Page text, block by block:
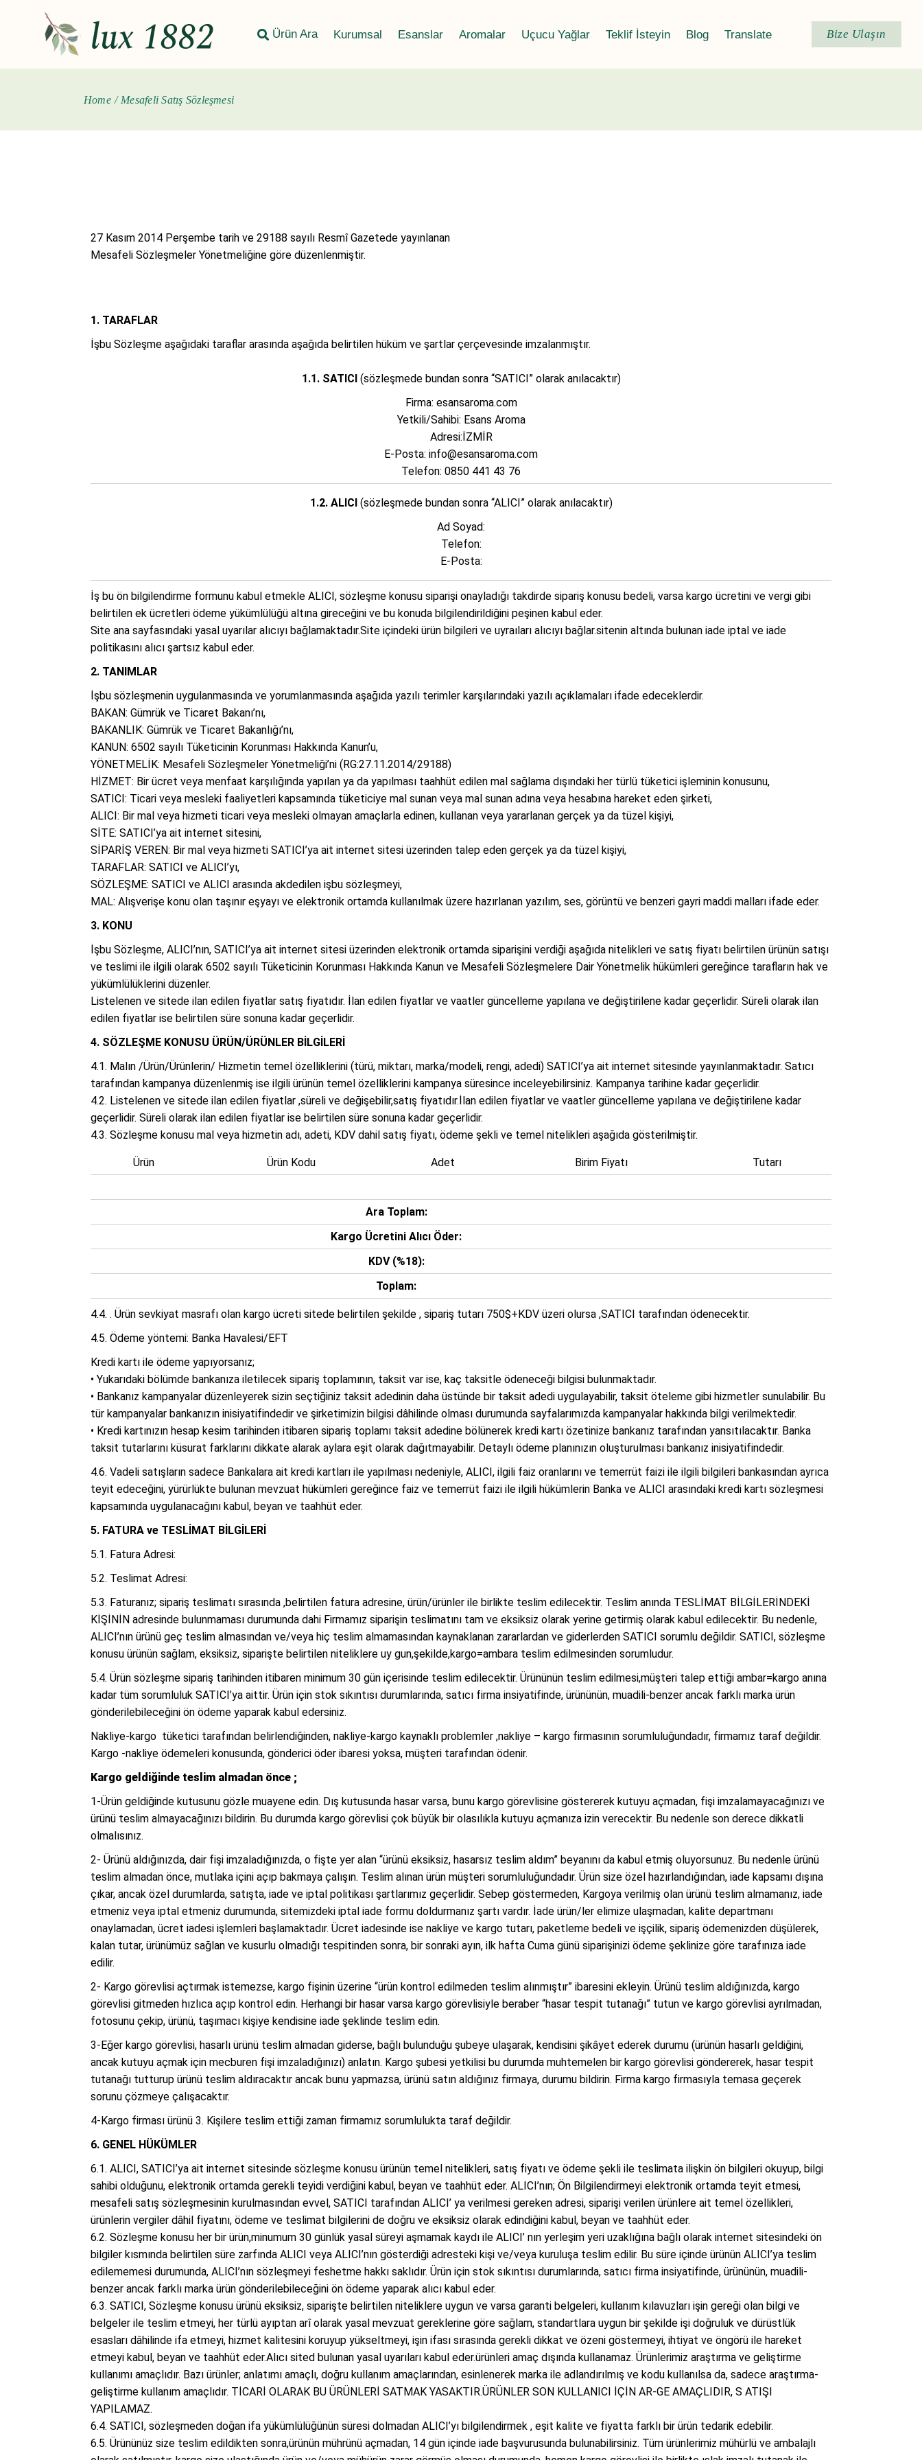
Ürün Ara Kurumsal Esanslar Aromalar Uçucu Yağlar Teklif İsteyin Blog Translate Bize Ulaşın
Home Mesafeli Satış Sözleşmesi
27 Kasım 2014 Perşembe tarih ve 29188 sayılı Resmî Gazetede yayınlanan
Mesafeli Sözleşmeler Yönetmeliğine göre düzenlenmiştir.
1. TARAFLAR
İşbu Sözleşme aşağıdaki taraflar arasında aşağıda belirtilen hüküm ve şartlar çerçevesinde imzalanmıştır.
1.1. SATICI(sözleşmede bundan sonra “SATICI” olarak anılacaktır)
Firma: esansaroma.com
Yetkili/Sahibi: Esans Aroma
Adresi:İZMİR
E-Posta: info@esansaroma.com
Telefon: 0850 441 43 76
1.2. ALICI(sözleşmede bundan sonra “ALICI” olarak anılacaktır)
Ad Soyad:
Telefon:
E-Posta:
İş bu ön bilgilendirme formunu kabul etmekle ALICI, sözleşme konusu siparişi onayladığı takdirde sipariş konusu bedeli, varsa kargo ücretini ve vergi gibi
belirtilen ek ücretleri ödeme yükümlülüğü altına gireceğini ve bu konuda bilgilendirildiğini peşinen kabul eder.
Site ana sayfasındaki yasal uyarılar alıcıyı bağlamaktadır.Site içindeki ürün bilgileri ve uyraıları alıcıyı bağlar.sitenin altında bulunan iade iptal ve iade
politikasını alıcı şartsız kabul eder.
2. TANIMLAR
İşbu sözleşmenin uygulanmasında ve yorumlanmasında aşağıda yazılı terimler karşılarındaki yazılı açıklamaları ifade edeceklerdir.
BAKAN: Gümrük ve Ticaret Bakanı’nı,
BAKANLIK: Gümrük ve Ticaret Bakanlığı’nı,
KANUN: 6502 sayılı Tüketicinin Korunması Hakkında Kanun’u,
YÖNETMELİK: Mesafeli Sözleşmeler Yönetmeliği’ni (RG:27.11.2014/29188)
HİZMET: Bir ücret veya menfaat karşılığında yapılan ya da yapılması taahhüt edilen mal sağlama dışındaki her türlü tüketici işleminin konusunu,
SATICI: Ticari veya mesleki faaliyetleri kapsamında tüketiciye mal sunan veya mal sunan adına veya hesabına hareket eden şirketi,
ALICI: Bir mal veya hizmeti ticari veya mesleki olmayan amaçlarla edinen, kullanan veya yararlanan gerçek ya da tüzel kişiyi,
SİTE: SATICI’ya ait internet sitesini,
SİPARİŞ VEREN: Bir mal veya hizmeti SATICI’ya ait internet sitesi üzerinden talep eden gerçek ya da tüzel kişiyi,
TARAFLAR: SATICI ve ALICI’yı,
SÖZLEŞME: SATICI ve ALICI arasında akdedilen işbu sözleşmeyi,
MAL: Alışverişe konu olan taşınır eşyayı ve elektronik ortamda kullanılmak üzere hazırlanan yazılım, ses, görüntü ve benzeri gayri maddi malları ifade eder.
3. KONU
İşbu Sözleşme, ALICI’nın, SATICI’ya ait internet sitesi üzerinden elektronik ortamda siparişini verdiği aşağıda nitelikleri ve satış fiyatı belirtilen ürünün satışı
ve teslimi ile ilgili olarak 6502 sayılı Tüketicinin Korunması Hakkında Kanun ve Mesafeli Sözleşmelere Dair Yönetmelik hükümleri gereğince tarafların hak ve
yükümlülüklerini düzenler.
Listelenen ve sitede ilan edilen fiyatlar satış fiyatıdır. İlan edilen fiyatlar ve vaatler güncelleme yapılana ve değiştirilene kadar geçerlidir. Süreli olarak ilan
edilen fiyatlar ise belirtilen süre sonuna kadar geçerlidir.
4. SÖZLEŞME KONUSU ÜRÜN/ÜRÜNLER BİLGİLERİ
4.1. Malın /Ürün/Ürünlerin/ Hizmetin temel özelliklerini (türü, miktarı, marka/modeli, rengi, adedi) SATICI’ya ait internet sitesinde yayınlanmaktadır. Satıcı
tarafından kampanya düzenlenmiş ise ilgili ürünün temel özelliklerini kampanya süresince inceleyebilirsiniz. Kampanya tarihine kadar geçerlidir.
4.2. Listelenen ve sitede ilan edilen fiyatlar ,süreli ve değişebilir,satış fiyatıdır.İlan edilen fiyatlar ve vaatler güncelleme yapılana ve değiştirilene kadar
geçerlidir. Süreli olarak ilan edilen fiyatlar ise belirtilen süre sonuna kadar geçerlidir.
4.3. Sözleşme konusu mal veya hizmetin adı, adeti, KDV dahil satış fiyatı, ödeme şekli ve temel nitelikleri aşağıda gösterilmiştir.
Ürün Ürün Kodu Adet Birim Fiyatı Tutarı
Ara Toplam:
Kargo Ücretini Alıcı Öder:
KDV (%18):
Toplam:
4.4. . Ürün sevkiyat masrafı olan kargo ücreti sitede belirtilen şekilde , sipariş tutarı 750$+KDV üzeri olursa ,SATICI tarafından ödenecektir.
4.5. Ödeme yöntemi: Banka Havalesi/EFT
Kredi kartı ile ödeme yapıyorsanız;
• Yukarıdaki bölümde bankanıza iletilecek sipariş toplamının, taksit var ise, kaç taksitle ödeneceği bilgisi bulunmaktadır.
• Bankanız kampanyalar düzenleyerek sizin seçtiğiniz taksit adedinin daha üstünde bir taksit adedi uygulayabilir, taksit öteleme gibi hizmetler sunulabilir. Bu
tür kampanyalar bankanızın inisiyatifindedir ve şirketimizin bilgisi dâhilinde olması durumunda sayfalarımızda kampanyalar hakkında bilgi verilmektedir.
• Kredi kartınızın hesap kesim tarihinden itibaren sipariş toplamı taksit adedine bölünerek kredi kartı özetinize bankanız tarafından yansıtılacaktır. Banka
taksit tutarlarını küsurat farklarını dikkate alarak aylara eşit olarak dağıtmayabilir. Detaylı ödeme planınızın oluşturulması bankanız inisiyatifindedir.
4.6. Vadeli satışların sadece Bankalara ait kredi kartları ile yapılması nedeniyle, ALICI, ilgili faiz oranlarını ve temerrüt faizi ile ilgili bilgileri bankasından ayrıca
teyit edeceğini, yürürlükte bulunan mevzuat hükümleri gereğince faiz ve temerrüt faizi ile ilgili hükümlerin Banka ve ALICI arasındaki kredi kartı sözleşmesi
kapsamında uygulanacağını kabul, beyan ve taahhüt eder.
5. FATURA ve TESLİMAT BİLGİLERİ
5.1. Fatura Adresi:
5.2. Teslimat Adresi:
5.3. Faturanız; sipariş teslimatı sırasında ,belirtilen fatura adresine, ürün/ürünler ile birlikte teslim edilecektir. Teslim anında TESLİMAT BİLGİLERİNDEKİ
KİŞİNİN adresinde bulunmaması durumunda dahi Firmamız siparişin teslimatını tam ve eksiksiz olarak yerine getirmiş olarak kabul edilecektir. Bu nedenle,
ALICI’nın ürünü geç teslim almasından ve/veya hiç teslim almamasından kaynaklanan zararlardan ve giderlerden SATICI sorumlu değildir. SATICI, sözleşme
konusu ürünün sağlam, eksiksiz, siparişte belirtilen niteliklere uy gun,şekilde,kargo=ambara teslim edilmesinden sorumludur.
5.4. Ürün sözleşme sipariş tarihinden itibaren minimum 30 gün içerisinde teslim edilecektir. Ürününün teslim edilmesi,müşteri talep ettiği ambar=kargo anına
kadar tüm sorumluluk SATICI’ya aittir. Ürün için stok sıkıntısı durumlarında, satıcı firma insiyatifinde, ürününün, muadili-benzer ancak farklı marka ürün
gönderilebileceğini ön ödeme yaparak kabul edersiniz.
Nakliye-kargo tüketici tarafından belirlendiğinden, nakliye-kargo kaynaklı problemler ,nakliye – kargo firmasının sorumluluğundadır, firmamız taraf değildir.
Kargo -nakliye ödemeleri konusunda, gönderici öder ibaresi yoksa, müşteri tarafından ödenir.
Kargo geldiğinde teslim almadan önce ;
1-Ürün geldiğinde kutusunu gözle muayene edin. Dış kutusunda hasar varsa, bunu kargo görevlisine göstererek kutuyu açmadan, fişi imzalamayacağınızı ve
ürünü teslim almayacağınızı bildirin. Bu durumda kargo görevlisi çok büyük bir olasılıkla kutuyu açmanıza izin verecektir. Bu nedenle son derece dikkatli
olmalısınız.
2- Ürünü aldığınızda, dair fişi imzaladığınızda, o fişte yer alan “ürünü eksiksiz, hasarsız teslim aldım” beyanını da kabul etmiş oluyorsunuz. Bu nedenle ürünü
teslim almadan önce, mutlaka içini açıp bakmaya çalışın. Teslim alınan ürün müşteri sorumluluğundadır. Ürün size özel hazırlandığından, iade kapsamı dışına
çıkar, ancak özel durumlarda, satışta, iade ve iptal politikası şartlarımız geçerlidir. Sebep göstermeden, Kargoya verilmiş olan ürünü teslim almamanız, iade
etmeniz veya iptal etmeniz durumunda, sitemizdeki iptal iade formu doldurmanız şartı vardır. İade ürün/ler elimize ulaşmadan, kalite departmanı
onaylamadan, ücret iadesi işlemleri başlamaktadır. Ücret iadesinde ise nakliye ve kargo tutarı, paketleme bedeli ve işçilik, sipariş ödemenizden düşülerek,
kalan tutar, ürünümüz sağlan ve kusurlu olmadığı tespitinden sonra, bir sonraki ayın, ilk hafta Cuma günü siparişinizi ödeme şeklinize göre tarafınıza iade
edilir.
2- Kargo görevlisi açtırmak istemezse, kargo fişinin üzerine “ürün kontrol edilmeden teslim alınmıştır” ibaresini ekleyin. Ürünü teslim aldığınızda, kargo
görevlisi gitmeden hızlıca açıp kontrol edin. Herhangi bir hasar varsa kargo görevlisiyle beraber “hasar tespit tutanağı” tutun ve kargo görevlisi ayrılmadan,
fotosunu çekip, ürünü, taşımacı kişiye kendisine iade şeklinde teslim edin.
3-Eğer kargo görevlisi, hasarlı ürünü teslim almadan giderse, bağlı bulunduğu şubeye ulaşarak, kendisini şikâyet ederek durumu (ürünün hasarlı geldiğini,
ancak kutuyu açmak için mecburen fişi imzaladığınızı) anlatın. Kargo şubesi yetkilisi bu durumda muhtemelen bir kargo görevlisi göndererek, hasar tespit
tutanağı tutturup ürünü teslim aldıracaktır ancak bunu yapmazsa, ürünü satın aldığınız firmaya, durumu bildirin. Firma kargo firmasıyla temasa geçerek
sorunu çözmeye çalışacaktır.
4-Kargo firması ürünü 3. Kişilere teslim ettiği zaman firmamız sorumlulukta taraf değildir.
6. GENEL HÜKÜMLER
6.1. ALICI, SATICI’ya ait internet sitesinde sözleşme konusu ürünün temel nitelikleri, satış fiyatı ve ödeme şekli ile teslimata ilişkin ön bilgileri okuyup, bilgi
sahibi olduğunu, elektronik ortamda gerekli teyidi verdiğini kabul, beyan ve taahhüt eder. ALICI’nın; Ön Bilgilendirmeyi elektronik ortamda teyit etmesi,
mesafeli satış sözleşmesinin kurulmasından evvel, SATICI tarafından ALICI’ ya verilmesi gereken adresi, siparişi verilen ürünlere ait temel özellikleri,
ürünlerin vergiler dâhil fiyatını, ödeme ve teslimat bilgilerini de doğru ve eksiksiz olarak edindiğini kabul, beyan ve taahhüt eder.
6.2. Sözleşme konusu her bir ürün,minumum 30 günlük yasal süreyi aşmamak kaydı ile ALICI’ nın yerleşim yeri uzaklığına bağlı olarak internet sitesindeki ön
bilgiler kısmında belirtilen süre zarfında ALICI veya ALICI’nın gösterdiği adresteki kişi ve/veya kuruluşa teslim edilir. Bu süre içinde ürünün ALICI’ya teslim
edilememesi durumunda, ALICI’nın sözleşmeyi feshetme hakkı saklıdır. Ürün için stok sıkıntısı durumlarında, satıcı firma insiyatifinde, ürününün, muadili-
benzer ancak farklı marka ürün gönderilebileceğini ön ödeme yaparak alıcı kabul eder.
6.3. SATICI, Sözleşme konusu ürünü eksiksiz, siparişte belirtilen niteliklere uygun ve varsa garanti belgeleri, kullanım kılavuzları işin gereği olan bilgi ve
belgeler ile teslim etmeyi, her türlü ayıptan arî olarak yasal mevzuat gereklerine göre sağlam, standartlara uygun bir şekilde işi doğruluk ve dürüstlük
esasları dâhilinde ifa etmeyi, hizmet kalitesini koruyup yükseltmeyi, işin ifası sırasında gerekli dikkat ve özeni göstermeyi, ihtiyat ve öngörü ile hareket
etmeyi kabul, beyan ve taahhüt eder.Alıcı sited bulunan yasal uyarıları kabul eder.ürünleri amaç dışında kullanamaz. Ürünlerimiz araştırma ve geliştirme
kullanımı amaçlıdır. Bazı ürünler; anlatımı amaçlı, doğru kullanım amaçlarından, esinlenerek marka ile adlandırılmış ve kodu kullanılsa da, sadece araştırma-
geliştirme kullanım amaçlıdır. TİCARİ OLARAK BU ÜRÜNLERİ SATMAK YASAKTIR.ÜRÜNLER SON KULLANICI İÇİN AR-GE AMAÇLIDIR, S ATIŞI
YAPILAMAZ.
6.4. SATICI, sözleşmeden doğan ifa yükümlülüğünün süresi dolmadan ALICI’yı bilgilendirmek , eşit kalite ve fiyatta farklı bir ürün tedarik edebilir.
6.5. Ürününüz size teslim edildikten sonra,ürünün mührünü açmadan, 14 gün içinde iade başvurusunda bulunabilirsiniz. Tüm ürünlerimiz mühürlü ve ambalajlı